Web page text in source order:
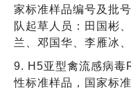
家标准样品编号及批
队起草人员：田国彬
兰、邓国华、李雁冰
9. H5亚型禽流感病毒
性标准样品，国家标